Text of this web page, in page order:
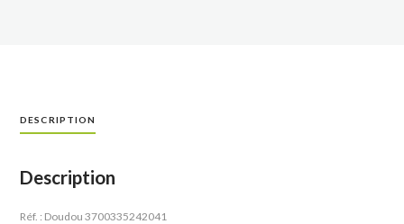
DESCRIPTION
Description
Réf. : Doudou 3700335242041